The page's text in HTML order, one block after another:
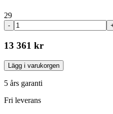
29
-
13 361 kr
Lägg i varukorgen
5 års garanti
Fri leverans